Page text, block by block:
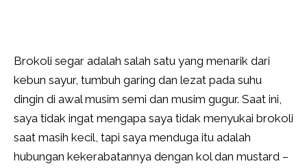
Brokoli segar adalah salah satu yang menarik dari
kebun sayur, tumbuh garing dan lezat pada suhu
dingin di awal musim semi dan musim gugur. Saat ini,
saya tidak ingat mengapa saya tidak menyukai brokoli
saat masih kecil, tapi saya menduga itu adalah
hubungan kekerabatannya dengan kol dan mustard –